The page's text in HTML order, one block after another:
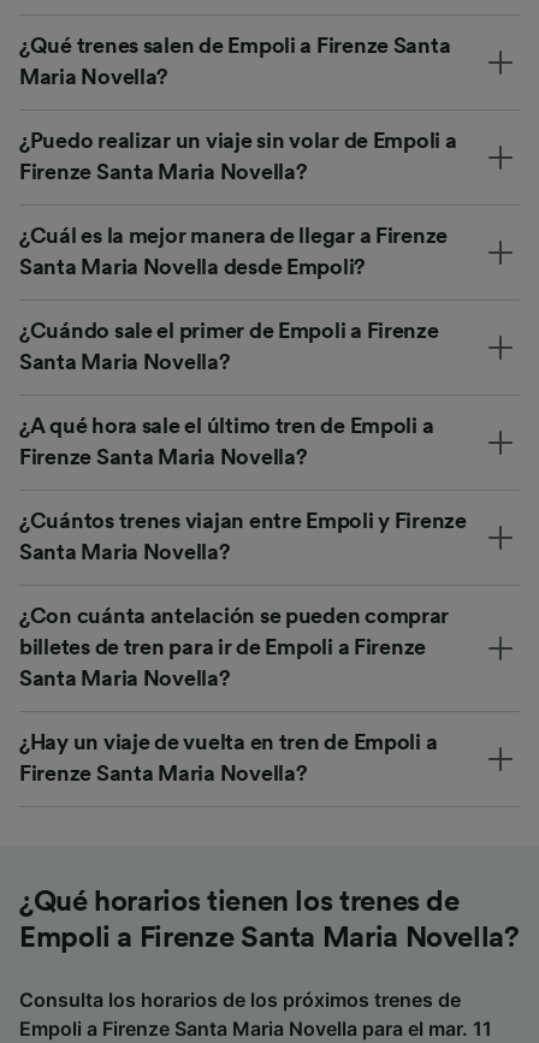
¿Qué trenes salen de Empoli a Firenze Santa
Maria Novella?
¿Puedo realizar un viaje sin volar de Empoli a
Firenze Santa Maria Novella?
¿Cuál es la mejor manera de llegar a Firenze
Santa Maria Novella desde Empoli?
¿Cuándo sale el primer de Empoli a Firenze
Santa Maria Novella?
¿A qué hora sale el último tren de Empoli a
Firenze Santa Maria Novella?
¿Cuántos trenes viajan entre Empoli y Firenze
Santa Maria Novella?
¿Con cuánta antelación se pueden comprar
billetes de tren para ir de Empoli a Firenze
Santa Maria Novella?
¿Hay un viaje de vuelta en tren de Empoli a
Firenze Santa Maria Novella?
¿Qué horarios tienen los trenes de
Empoli a Firenze Santa Maria Novella?
Consulta los horarios de los próximos trenes de
Empoli a Firenze Santa Maria Novella para el mar. 11